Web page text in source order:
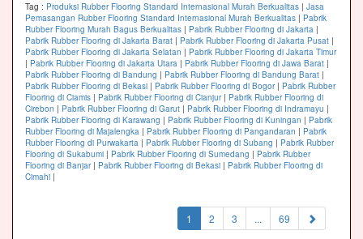
Tag : Produksi Rubber Flooring Standard Internasional Murah Berkualitas | Jasa
Pemasangan Rubber Flooring Standard Internasional Murah Berkualitas | Pabrik
Rubber Flooring Murah Bagus Berkualitas | Pabrik Rubber Flooring di Jakarta |
Pabrik Rubber Flooring di Jakarta Barat | Pabrik Rubber Flooring di Jakarta Pusat |
Pabrik Rubber Flooring di Jakarta Selatan | Pabrik Rubber Flooring di Jakarta Timur
| Pabrik Rubber Flooring di Jakarta Utara | Pabrik Rubber Flooring di Jawa Barat |
Pabrik Rubber Flooring di Bandung | Pabrik Rubber Flooring di Bandung Barat |
Pabrik Rubber Flooring di Bekasi | Pabrik Rubber Flooring di Bogor| Pabrik Rubber
Flooring di Ciamis | Pabrik Rubber Flooring di Cianjur| Pabrik Rubber Flooring di
Cirebon | Pabrik Rubber Flooring di Garut | Pabrik Rubber Flooring di Indramayu |
Pabrik Rubber Flooring di Karawang | Pabrik Rubber Flooring di Kuningan | Pabrik
Rubber Flooring di Majalengka | Pabrik Rubber Flooring di Pangandaran | Pabrik
Rubber Flooring di Purwakarta | Pabrik Rubber Flooring di Subang | Pabrik Rubber
Flooring di Sukabumi | Pabrik Rubber Flooring di Sumedang | Pabrik Rubber
Flooring di Banjar| Pabrik Rubber Flooring di Bekasi | Pabrik Rubber Flooring di
Cimahi |
1 (current)
2 3 ... 69